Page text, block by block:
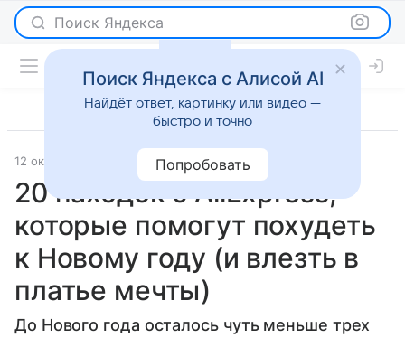
Поиск Яндекса
12 октября 2021 Красота
20 находок с AliExpress,
которые помогут похудеть
к Новому году (и влезть в
платье мечты)
До Нового года осталось чуть меньше трех
Поиск Яндекса с Алисой AI
Найдёт ответ, картинку или видео —
быстро и точно
Попробовать